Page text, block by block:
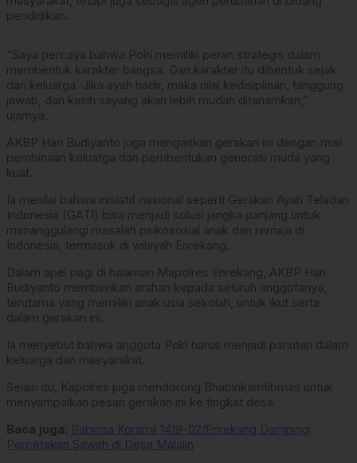
pendidikan.
“Saya percaya bahwa Polri memiliki peran strategis dalam
membentuk karakter bangsa. Dan karakter itu dibentuk sejak
dari keluarga. Jika ayah hadir, maka nilai kedisiplinan, tanggung
jawab, dan kasih sayang akan lebih mudah ditanamkan,”
ujarnya.
AKBP Hari Budiyanto juga mengaitkan gerakan ini dengan misi
pembinaan keluarga dan pembentukan generasi muda yang
kuat.
Ia menilai bahwa inisiatif nasional seperti Gerakan Ayah Teladan
Indonesia (GATI) bisa menjadi solusi jangka panjang untuk
menanggulangi masalah psikososial anak dan remaja di
Indonesia, termasuk di wilayah Enrekang.
Dalam apel pagi di halaman Mapolres Enrekang, AKBP Hari
Budiyanto memberikan arahan kepada seluruh anggotanya,
terutama yang memiliki anak usia sekolah, untuk ikut serta
dalam gerakan ini.
Ia menyebut bahwa anggota Polri harus menjadi panutan dalam
keluarga dan masyarakat.
Selain itu, Kapolres juga mendorong Bhabinkamtibmas untuk
menyampaikan pesan gerakan ini ke tingkat desa.
Baca juga: Babinsa Koramil 1419-02/Enrekang Dampingi
Percetakan Sawah di Desa Malalin